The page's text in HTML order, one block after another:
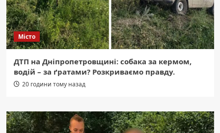
Місто
ДТП на Дніпропетровщині: собака за кермом,
водій – за ґратами? Розкриваємо правду.
20 години тому назад